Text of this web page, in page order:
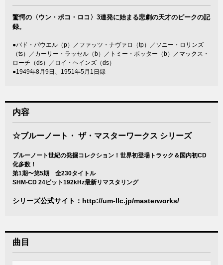
驚愕の〈ウン・ポコ・ロコ〉3連発に始まる悲劇の天才のピークの記
録。
●バド・パウエル（p）／ファッツ・ナヴァロ（tp）／ソニー・ロリンズ
（ts）／カーリー・ラッセル（b）／トミー・ポッター（b）／マックス・
ローチ（ds）／ロイ・ヘインズ（ds）
●1949年8月9日、1951年5月1日録
内容
☆ブルーノート・ ザ・マスターワークス シリーズ
ブルーノート世紀の発掘コレクション！世界初登場トラック＆国内初CD
化多数！
第1期〜第5期 全230タイトル
SHM-CD 24ビット192kHz最新リマスタリング
シリーズ公式サイト： http://um-llc.jp/masterworks/
曲目